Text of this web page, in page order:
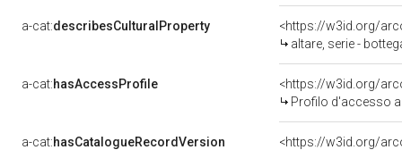
a-cat:describesCulturalProperty
<https://w3id.org/
altare, serie -
a-cat:hasAccessProfile
<https://w3id.org/
Profilo d'accesso
a-cat:hasCatalogueRecordVersion
<https://w3id.org/